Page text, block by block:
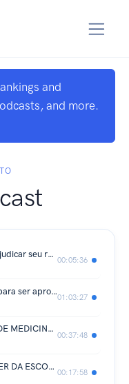
and
and more.
02 erros óbvios que podem prejudicar seu resultado no ENEM
00:05:36
Tudo que você precisa investir para ser aprovada em Medicina - Raíssa Nascimento
01:03:27
POR QUE LARGUEI O CURSO DE MEDICINA NA UFRN
00:37:48
VOCÊ NÃO DEVERIA DEPENDER DA ESCOLA
00:17:58